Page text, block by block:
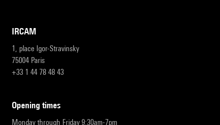
IRCAM
1, place Igor-Stravinsky
75004 Paris
+33 1 44 78 48 43
opening times
Monday through Friday 9:30am-7pm